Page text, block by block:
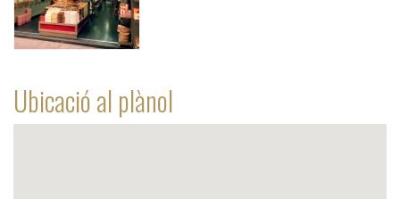
Ubicació al plànol